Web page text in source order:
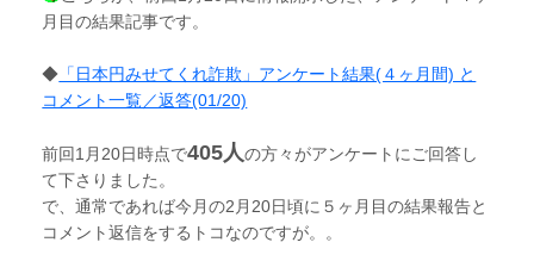
月目の結果記事です。
◆ 「日本円みせてくれ詐欺」アンケート結果(４ヶ月間) と
コメント一覧／返答(01/20)
前回1月20日時点で405人の方々がアンケートにご回答し
て下さりました。
で、通常であれば今月の2月20日頃に５ヶ月目の結果報告と
コメント返信をするトコなのですが。。